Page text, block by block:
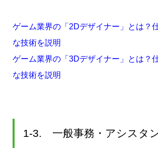
ゲーム業界の「2Dデザイナー」とは？
な技術を説明
ゲーム業界の「3Dデザイナー」とは？
な技術を説明
1-3. 一般事務・アシスタ